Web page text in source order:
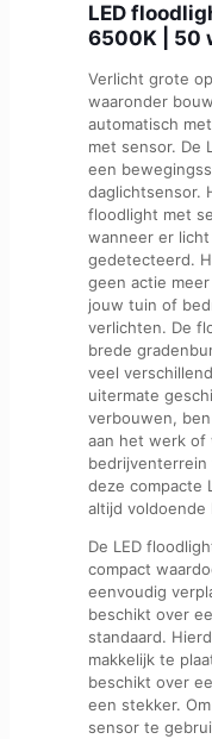
LED
6500K | 50
Verlicht grote
waaronder
automatisch
met sensor. De
een
daglichtsensor.
floodlight met
wanneer er
gedetecteerd.
geen actie
jouw tuin of
verlichten. De
brede
veel
uitermate
verbouwen,
aan het werk of
deze compacte
altijd voldoende
De LED
compact
eenvoudig
beschikt over
standaard.
makkelijk te
beschikt over
een stekker.
sensor te